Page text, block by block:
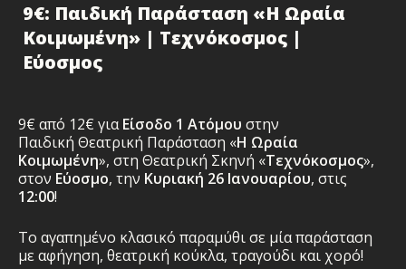
9€: Παιδική Παράσταση «Η Ωραία
Κοιμωμένη» | Τεχνόκοσμος |
Εύοσμος
9€ από 12€ γιαΕίσοδο 1 Ατόμου στην
Παιδική Θεατρική Παράσταση «Η Ωραία
Κοιμωμένη», στη Θεατρική Σκηνή «Τεχνόκοσμος»,
στον Εύοσμο, την Κυριακή 26 Ιανουαρίου, στις
12:00!
Το αγαπημένο κλασικό παραμύθι σε μία παράσταση
με αφήγηση, θεατρική κούκλα, τραγούδι και χορό!